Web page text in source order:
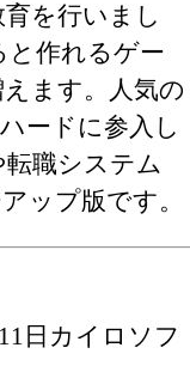
を行いまし
と作れるゲー
ます。人気の
ードに参入し
職システム
ップ版です。
日カイロソフ